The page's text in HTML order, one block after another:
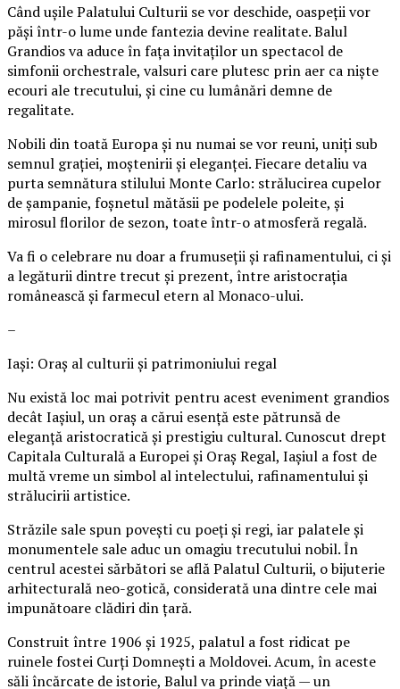
Când ușile Palatului Culturii se vor deschide, oaspeții vor
păși într-o lume unde fantezia devine realitate. Balul
Grandios va aduce în fața invitaților un spectacol de
simfonii orchestrale, valsuri care plutesc prin aer ca niște
ecouri ale trecutului, și cine cu lumânări demne de
regalitate.
Nobili din toată Europa și nu numai se vor reuni, uniți sub
semnul grației, moștenirii și eleganței. Fiecare detaliu va
purta semnătura stilului Monte Carlo: strălucirea cupelor
de șampanie, foșnetul mătăsii pe podelele poleite, și
mirosul florilor de sezon, toate într-o atmosferă regală.
Va fi o celebrare nu doar a frumuseții și rafinamentului, ci și
a legăturii dintre trecut și prezent, între aristocrația
românească și farmecul etern al Monaco-ului.
–
Iași: Oraș al culturii și patrimoniului regal
Nu există loc mai potrivit pentru acest eveniment grandios
decât Iașiul, un oraș a cărui esență este pătrunsă de
eleganță aristocratică și prestigiu cultural. Cunoscut drept
Capitala Culturală a Europei și Oraș Regal, Iașiul a fost de
multă vreme un simbol al intelectului, rafinamentului și
strălucirii artistice.
Străzile sale spun povești cu poeți și regi, iar palatele și
monumentele sale aduc un omagiu trecutului nobil. În
centrul acestei sărbători se află Palatul Culturii, o bijuterie
arhitecturală neo-gotică, considerată una dintre cele mai
impunătoare clădiri din țară.
Construit între 1906 și 1925, palatul a fost ridicat pe
ruinele fostei Curți Domnești a Moldovei. Acum, în aceste
săli încărcate de istorie, Balul va prinde viață — un